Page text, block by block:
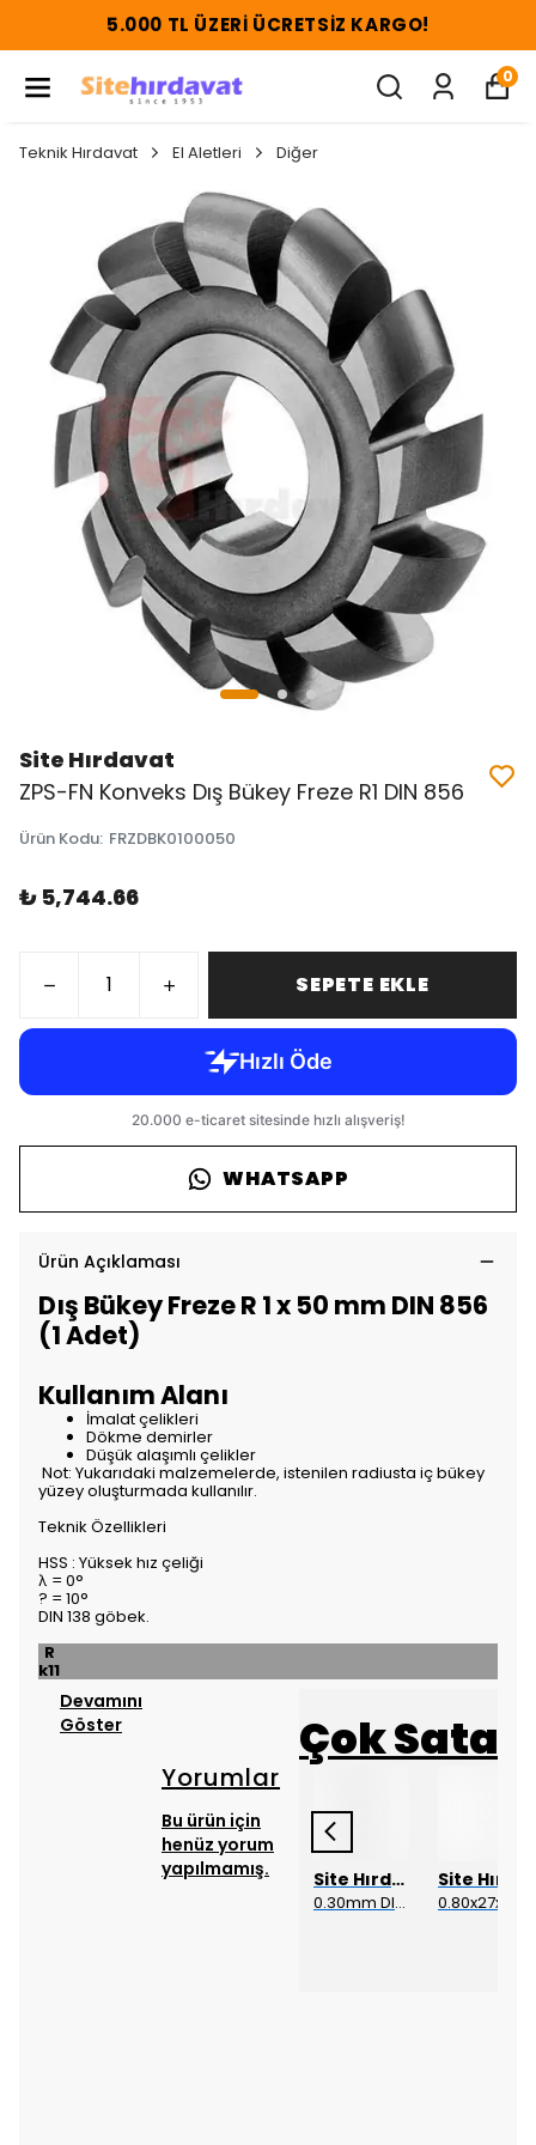
5.000 TL ÜZERI ÜCRETSIZ KARGO!
0
Teknik Hırdavat El Aletleri Diğer
Site Hırdavat
ZPS-FN Konveks Dış Bükey Freze R1 DIN 856
Ürün Kodu: FRZDBK0100050
₺ 5,744.66
SEPETE EKLE
WHATSAPP
Ürün Açıklaması
Dış Bükey Freze R 1 x 50 mm DIN 856
(1 Adet)
Kullanım Alanı
İmalat çelikleri
Dökme demirler
Düşük alaşımlı çelikler
Not: Yukarıdaki malzemelerde, istenilen radiusta iç bükey
yüzey oluşturmada kullanılır.
Teknik Özellikleri
HSS : Yüksek hız çeliği
λ = 0°
? = 10°
DIN 138 göbek.
R
k11
Devamını
Göster
Yorumlar
Bu ürün için
henüz yorum
yapılmamış.
Çok
Site Hırdavat Site Hırdavat
0.30mm DIN338 DRILLCRAFT MATKAP UCU HSS 10 Adet